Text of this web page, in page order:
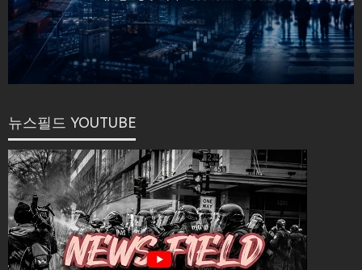
뉴스필드 YOUTUBE